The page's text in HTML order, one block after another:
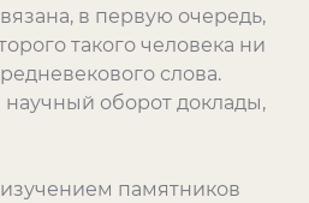
в первую очередь,
такого человека ни
слова.
научный оборот доклады,
памятников